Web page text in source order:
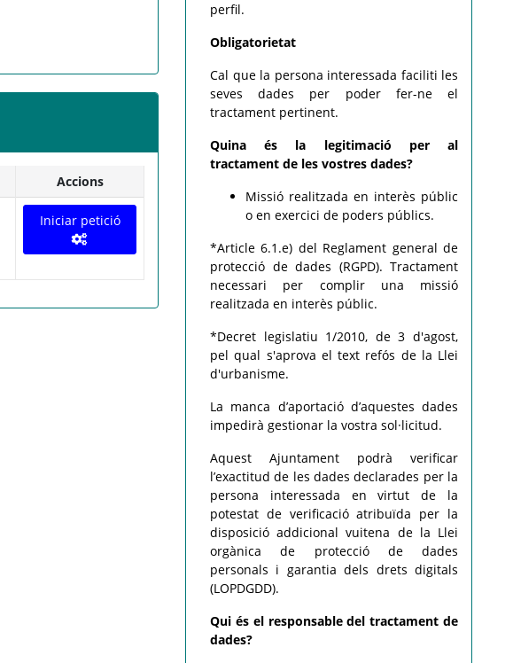
Accions
Iniciar petició
perfil.
Obligatorietat
Cal que la persona interessada faciliti les
seves dades per poder fer-ne el
tractament pertinent.
Quina és la legitimació per al
tractament de les vostres dades?
Missió realitzada en interès públic
o en exercici de poders públics.
*Article 6.1.e) del Reglament general de
protecció de dades (RGPD). Tractament
necessari per complir una missió
realitzada en interès públic.
*Decret legislatiu 1/2010, de 3 d'agost,
pel qual s'aprova el text refós de la Llei
d'urbanisme.
La manca d’aportació d’aquestes dades
impedirà gestionar la vostra sol·licitud.
Aquest Ajuntament podrà verificar
l’exactitud de les dades declarades per la
persona interessada en virtut de la
potestat de verificació atribuïda per la
disposició addicional vuitena de la Llei
orgànica de protecció de dades
personals i garantia dels drets digitals
(LOPDGDD).
Qui és el responsable del tractament de
dades?